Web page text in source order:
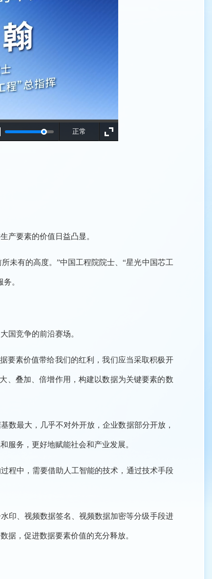
正常
要素的价值日益凸显。
未有的高度。”中国工程院院士、“星光中国芯工
。
国竞争的前沿赛场。
素价值带给我们的红利，我们应当采取积极开
、叠加、倍增作用，构建以数据为关键要素的数
最大，几乎不对外开放，企业数据部分开放，
服务，更好地赋能社会和产业发展。
程中，需要借助人工智能的技术，通过技术手段
印、视频数据签名、视频数据加密等分级手段进
据，促进数据要素价值的充分释放。